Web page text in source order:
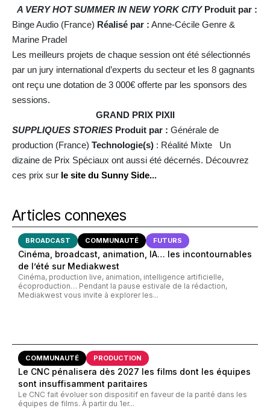
A VERY HOT SUMMER IN NEW YORK CITY Produit par :
Binge Audio (France) Réalisé par : Anne-Cécile Genre &
Marine Pradel
Les meilleurs projets de chaque session ont été sélectionnés
par un jury international d’experts du secteur et les 8 gagnants
ont reçu une dotation de 3 000€ offerte par les sponsors des
sessions.
GRAND PRIX PIXII
SUPPLIQUES STORIES Produit par : Générale de
production (France) Technologie(s) : Réalité Mixte Un
dizaine de Prix Spéciaux ont aussi été décernés. Découvrez
ces prix sur le site du Sunny Side...
Articles connexes
BROADCAST COMMUNAUTÉ FUTURS
Cinéma, broadcast, animation, IA… les incontournables
de l’été sur Mediakwest
Cinéma, production live, animation, intelligence artificielle,
écoproduction… Pendant la pause estivale de la rédaction,
Mediakwest vous invite à explorer les...
COMMUNAUTÉ PRODUCTION
Le CNC pénalisera dès 2027 les films dont les équipes
sont insuffisamment paritaires
Le CNC fait évoluer son dispositif en faveur de la parité dans les
équipes de films. À partir du 1er...